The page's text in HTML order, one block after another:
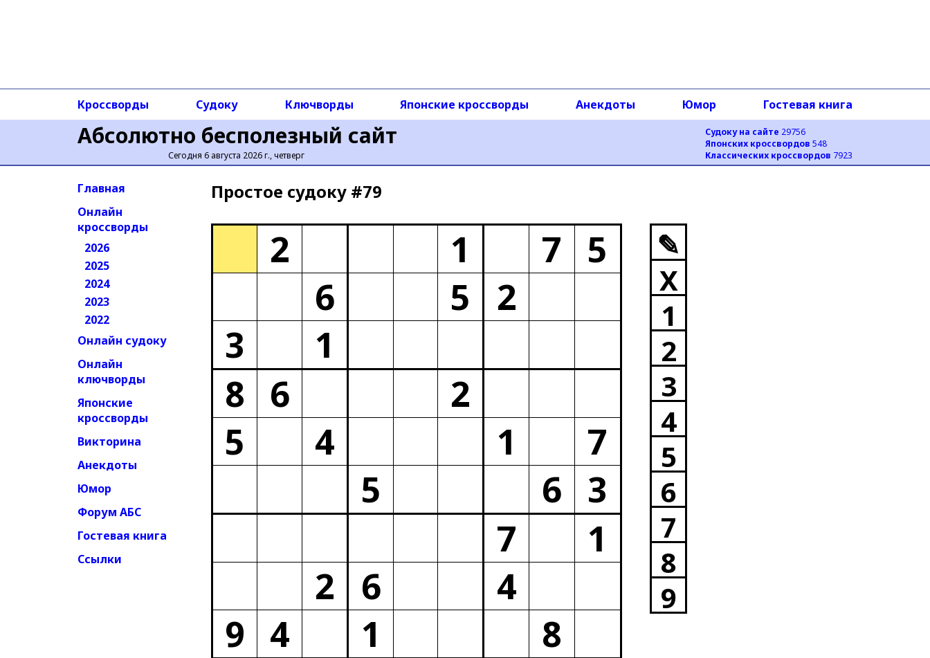
Абсолютно бесполезный сайт
Сегодня 6 августа 2026 г., четверг
Судоку на сайте 29756
Японских кроссвордов 548
Классических кроссвордов 7923
Кроссворды Судоку Ключворды Японские кроссворды Анекдоты Юмор Гостевая книга
Главная
Онлайн
кроссворды
2026
2025
2024
2023
2022
Онлайн судоку
Онлайн
ключворды
Японские
кроссворды
Викторина
Анекдоты
Юмор
Форум АБС
Гостевая книга
Ссылки
Простое cудоку #79
2 1 7
5
6
5
2
3
1
8 6
2
5
4 1
7
5
6 3
7
1
2
6
4
9 4 1 8
✎
X
1
2
3
4
5
6
7
8
9